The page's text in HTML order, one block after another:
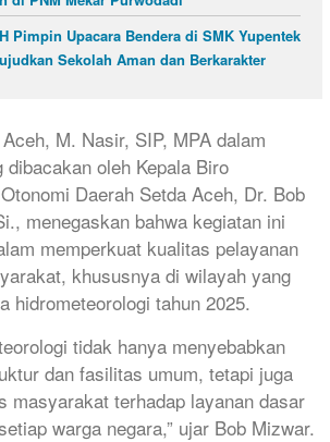
Pimpin Upacara Bendera di SMK Yupentek
Sekolah Aman dan Berkarakter
M. Nasir, SIP, MPA dalam
oleh Kepala Biro
Daerah Setda Aceh, Dr. Bob
menegaskan bahwa kegiatan ini
memperkuat kualitas pelayanan
khususnya di wilayah yang
hidrometeorologi tahun 2025.
tidak hanya menyebabkan
dan fasilitas umum, tetapi juga
masyarakat terhadap layanan dasar
warga negara,” ujar Bob Mizwar.